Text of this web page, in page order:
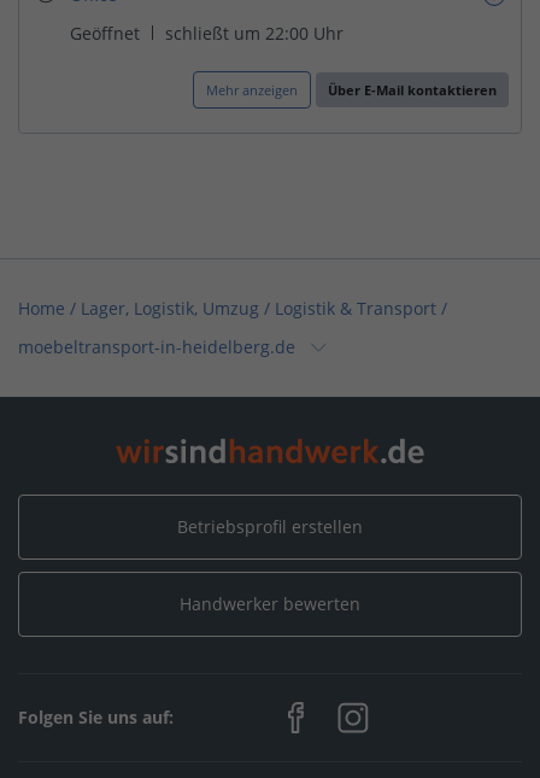
Mehr anzeigen Über E-Mail kontaktieren
Home / Lager, Logistik, Umzug / Logistik & Transport /
moebeltransport-in-heidelberg.de
Home / Heidelberg / moebeltransport-in-heidelberg.de
Betriebsprofil erstellen
Handwerker bewerten
Folgen Sie uns auf: